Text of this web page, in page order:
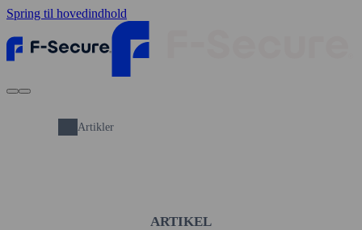
Spring til hovedindhold
Artikler
ARTIKEL